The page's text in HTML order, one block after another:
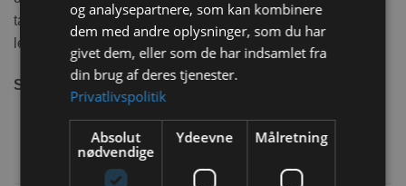
tages af så påfyldning af frisk vand er meget nemmere og
letter også med rengøring af flasken.
Størrelse:600 ml – 10,5x9x24 cm
og analysepartnere, som kan kombinere
dem med andre oplysninger, som du har
givet dem, eller som de har indsamlet fra
din brug af deres tjenester.
Privatlivspolitik
Absolut
nødvendige
Ydeevne Målretning